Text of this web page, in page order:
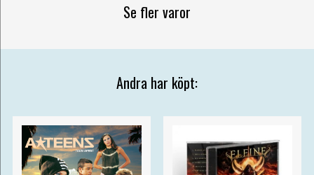
Se fler varor
Andra har köpt: